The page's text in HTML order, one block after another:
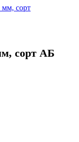
сорт АБ